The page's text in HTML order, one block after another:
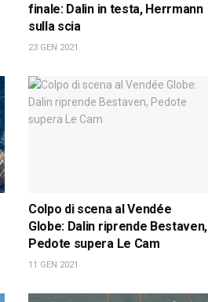
finale: Dalin in testa, Herrmann
sulla scia
23 GEN 2021
Colpo di scena al Vendée
Globe: Dalin riprende Bestaven,
Pedote supera Le Cam
11 GEN 2021